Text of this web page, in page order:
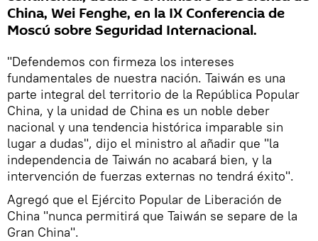
China, Wei Fenghe, en la IX Conferencia de
Moscú sobre Seguridad Internacional.
"Defendemos con firmeza los intereses
fundamentales de nuestra nación. Taiwán es una
parte integral del territorio de la República Popular
China, y la unidad de China es un noble deber
nacional y una tendencia histórica imparable sin
lugar a dudas", dijo el ministro al añadir que "la
independencia de Taiwán no acabará bien, y la
intervención de fuerzas externas no tendrá éxito".
Agregó que el Ejército Popular de Liberación de
China "nunca permitirá que Taiwán se separe de la
Gran China".